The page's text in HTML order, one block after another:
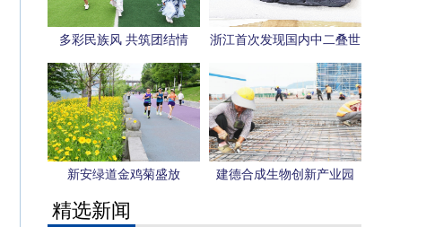
多彩民族风 共筑团结情
浙江首次发现国内中二叠世
新安绿道金鸡菊盛放
建德合成生物创新产业园
精选新闻